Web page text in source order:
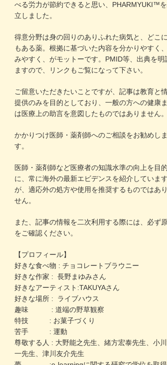
べる労力が節約できると思い、PHARMYUKI™
立しました。
得意分野は身の回りのありふれた病気と、どこ
もある薬。根拠に基づいた内容を分かりやすく
みやすく、がモットーです。PMID等、出典を明
ますので、リンクもご覧になって下さい。
ご留意いただきたいことですが、記事は教育と
提供のみを目的としており、一般の方への健康
は医療上の助言を意図したものではありません。
かかりつけ医師・薬剤師へのご相談をお勧めしま
す。
医師・薬剤師など医療者の知識水準の向上を目的
に、常に海外の最新エビデンスを紹介しています
が、適応外の処方や使用を推奨するものではあ
せん。
また、記事の情報を二次利用する際には、必ず
をご確認ください。
【プロフィール】
好きな食べ物 : チョコレートブラウニー
好きな作家 : 長野まゆみさん
好きなアーティスト:TAKUYAさん
好きな場所 : ライブハウス
趣味 : 道端の野草観察
特技 : お菓子づくり
苦手 : 運動
尊敬する人 : 大野能之先生、緒方宏泰先生、小
一先生、津川友介先生